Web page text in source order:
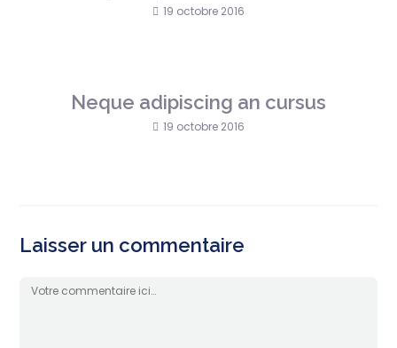
19 octobre 2016
Neque adipiscing an cursus
19 octobre 2016
Laisser un commentaire